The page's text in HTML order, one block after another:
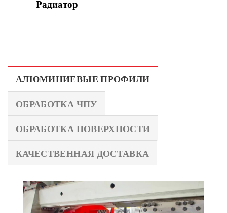
Радиатор
АЛЮМИНИЕВЫЕ ПРОФИЛИ
ОБРАБОТКА ЧПУ
ОБРАБОТКА ПОВЕРХНОСТИ
КАЧЕСТВЕННАЯ ДОСТАВКА